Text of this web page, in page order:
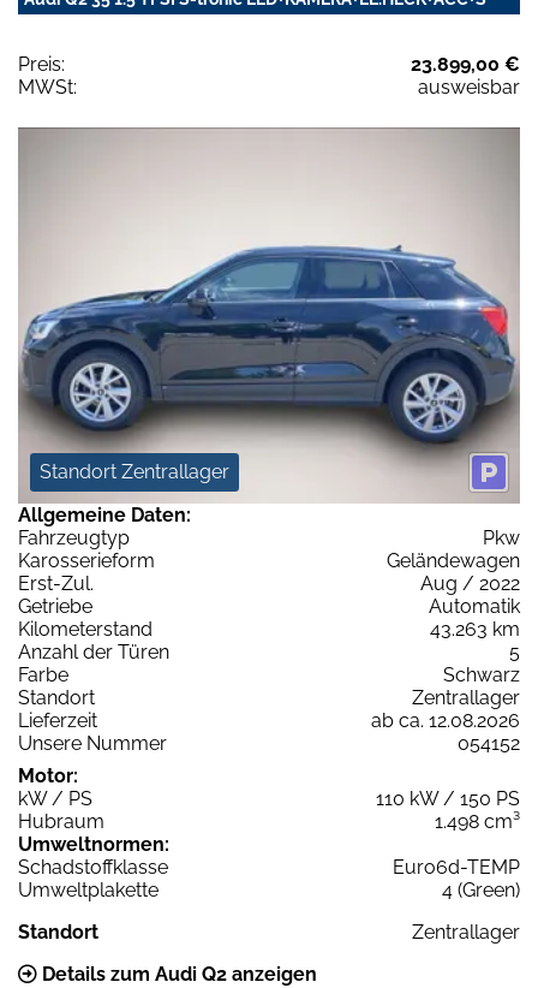
Preis:
23.899,00 €
MWSt:
ausweisbar
Standort Zentrallager
Allgemeine Daten:
Fahrzeugtyp
Pkw
Karosserieform
Geländewagen
Erst-Zul.
Aug / 2022
Getriebe
Automatik
Kilometerstand
43.263 km
Anzahl der Türen
5
Farbe
Schwarz
Standort
Zentrallager
Lieferzeit
ab ca. 12.08.2026
Unsere Nummer
054152
Motor:
kW / PS
110 kW / 150 PS
Hubraum
1.498 cm³
Umweltnormen:
Schadstoffklasse
Euro6d-TEMP
Umweltplakette
4 (Green)
Standort
Zentrallager
Details zum Audi Q2 anzeigen